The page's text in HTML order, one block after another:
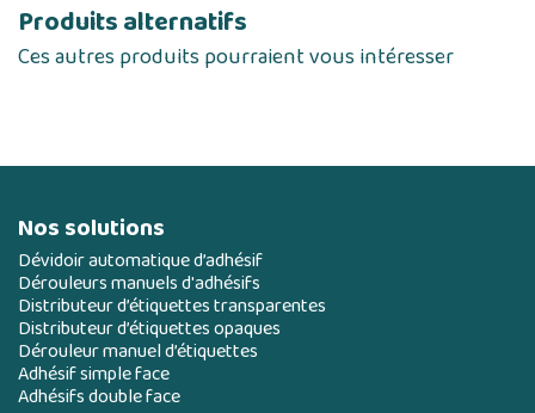
Produits alternatifs
Ces autres produits pourraient vous intéresser
Nos solutions
Dévidoir automatique d’adhésif
Dérouleurs manuels d'adhésifs
Distributeur d’étiquettes transparentes
Distributeur d’étiquettes opaques
Dérouleur manuel d’étiquettes
Adhésif simple face
Adhésifs double face